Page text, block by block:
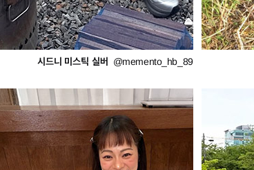
시드니 미스틱 실버 @memento_hb_89